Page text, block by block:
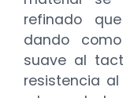
refinado
dando
suave al
resistencia